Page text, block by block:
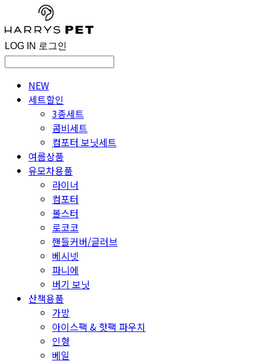
LOG IN 로그인
NEW
세트할인
3종세트
콤비세트
컴포터 보닛세트
여름상품
유모차용품
라이너
컴포터
볼스터
로코코
핸들커버/글러브
베시넷
파니에
버기 보닛
산책용품
가방
아이스팩 & 핫팩 파우치
인형
베일